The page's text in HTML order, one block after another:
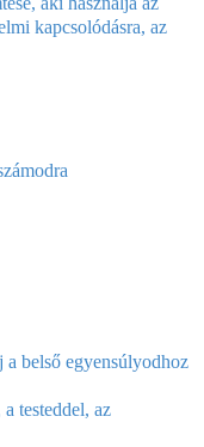
kapcsolódásra, az
belső egyensúlyodhoz
testeddel, az